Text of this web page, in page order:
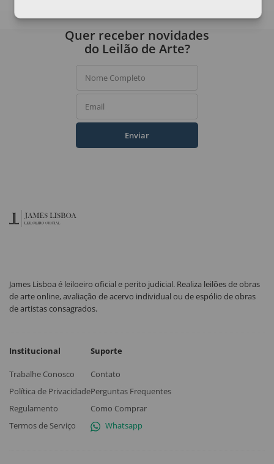
Quer receber novidades
do Leilão de Arte?
Nome Completo
Email
Enviar
James Lisboa é leiloeiro oficial e perito judicial. Realiza leilões de obras
de arte online, avaliação de acervo individual ou de espólio de obras
de artistas consagrados.
Institucional
Trabalhe Conosco
Política de Privacidade
Regulamento
Termos de Serviço
Suporte
Contato
Perguntas Frequentes
Como Comprar
Whatsapp